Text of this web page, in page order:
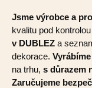
Jsme výrobce a
kvalitu pod kontrolou
v DUBLEZ a
dekorace.
na trhu, s důrazem
Zaručujeme